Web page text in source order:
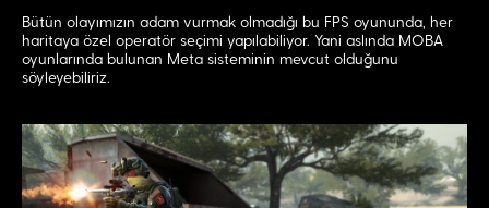
Bütün olayımızın adam vurmak olmadığı bu FPS oyununda, her
haritaya özel operatör seçimi yapılabiliyor. Yani aslında MOBA
oyunlarında bulunan Meta sisteminin mevcut olduğunu
söyleyebiliriz.